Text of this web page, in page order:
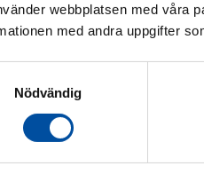
webbplatsen med våra
med andra uppgifter
Nödvändig